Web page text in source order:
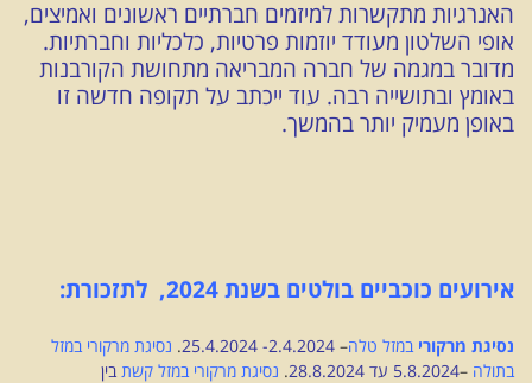
האנרגיות מתקשרות למיזמים חברתיים ראשונים ואמיצים,
אופי השלטון מעודד יוזמות פרטיות, כלכליות וחברתיות.
מדובר במגמה של חברה המבריאה מתחושת הקורבנות
באומץ ובתושייה רבה. עוד ייכתב על תקופה חדשה זו
באופן מעמיק יותר בהמשך.
אירועים כוכביים בולטים בשנת 2024, לתזכורת:
נסיגת מרקורי במזל טלה–
. נסיגת מרקורי במזל
בתולה –5.8.2024 עד 28.8.2024 . נסיגת מרקורי במזל קשת בין